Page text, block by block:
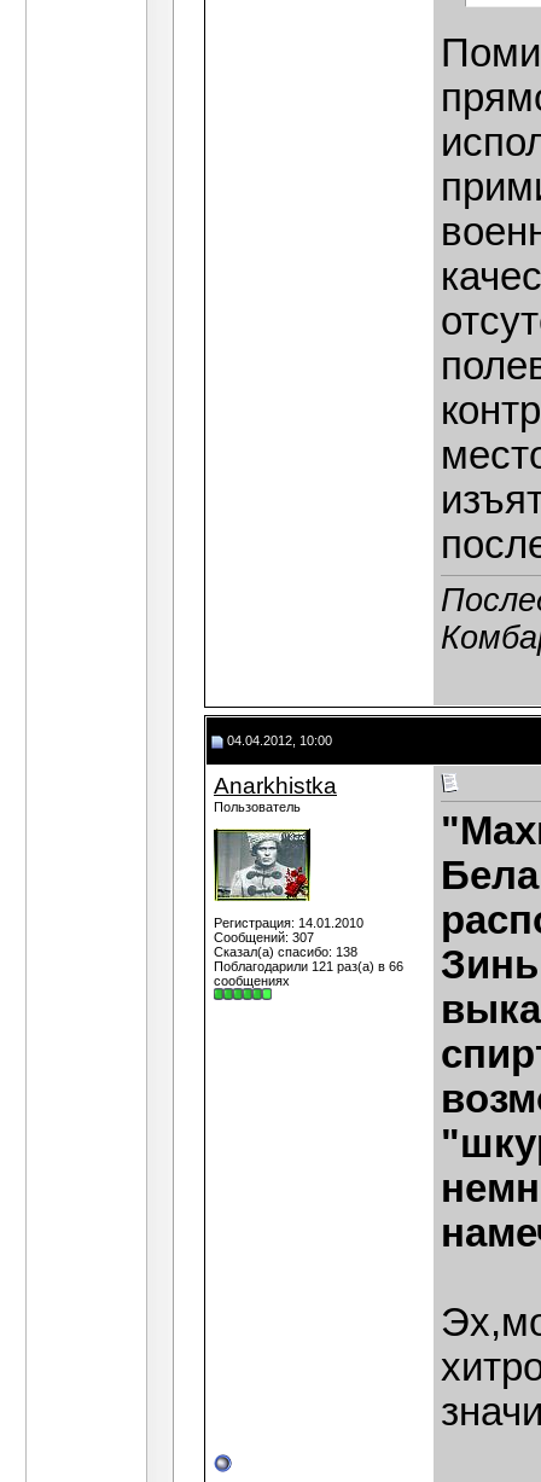
04.04.2012, 10:00
Anarkhistka
Пользователь
Регистрация: 14.01.2010
Сообщений: 307
Сказал(а) спасибо: 138
Поблагодарили 121 раз(а) в 66
сообщениях